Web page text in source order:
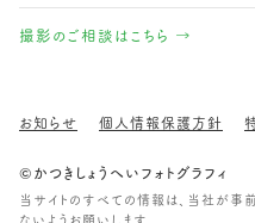
撮影のご相談はこちら →
お知らせ 個人情報保護方針
©かつきしょうへいフォトグラフィ
当サイトのすべての情報は、当社が事
ないようお願いします。